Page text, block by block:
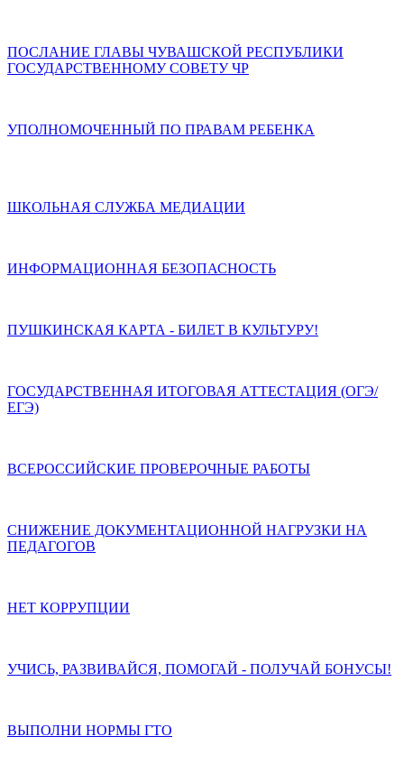
ПОСЛАНИЕ ГЛАВЫ ЧУВАШСКОЙ РЕСПУБЛИКИ
ГОСУДАРСТВЕННОМУ СОВЕТУ ЧР
УПОЛНОМОЧЕННЫЙ ПО ПРАВАМ РЕБЕНКА
ШКОЛЬНАЯ СЛУЖБА МЕДИАЦИИ
ИНФОРМАЦИОННАЯ БЕЗОПАСНОСТЬ
ПУШКИНСКАЯ КАРТА - БИЛЕТ В КУЛЬТУРУ!
ГОСУДАРСТВЕННАЯ ИТОГОВАЯ АТТЕСТАЦИЯ (ОГЭ/
ЕГЭ)
ВСЕРОССИЙСКИЕ ПРОВЕРОЧНЫЕ РАБОТЫ
СНИЖЕНИЕ ДОКУМЕНТАЦИОННОЙ НАГРУЗКИ НА
ПЕДАГОГОВ
НЕТ КОРРУПЦИИ
УЧИСЬ, РАЗВИВАЙСЯ, ПОМОГАЙ - ПОЛУЧАЙ БОНУСЫ!
ВЫПОЛНИ НОРМЫ ГТО